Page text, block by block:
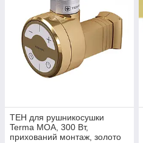
ТЕН для рушникосушки
Terma MOA, 300 Вт,
прихований монтаж, золото